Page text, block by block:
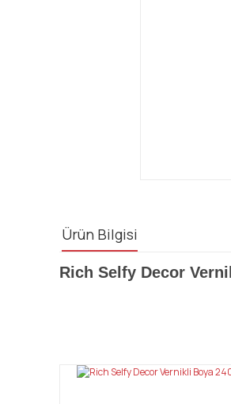
Ürün Bilgisi
Rich Selfy Decor
Bu ürünün fiyat bilgisi, resim,
Ürün resmi kalitesiz, bozuk veya